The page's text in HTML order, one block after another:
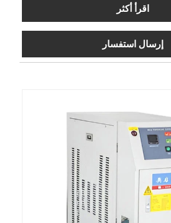
اقرأ أكثر
إرسال استفسار